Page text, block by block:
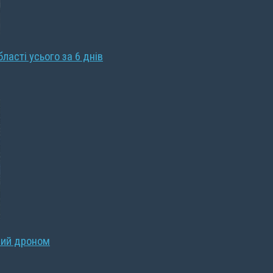
усього за 6 днів
дроном